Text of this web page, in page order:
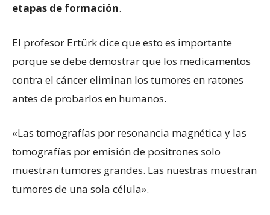
etapas de formación.
El profesor Ertürk dice que esto es importante
porque se debe demostrar que los medicamentos
contra el cáncer eliminan los tumores en ratones
antes de probarlos en humanos.
«Las tomografías por resonancia magnética y las
tomografías por emisión de positrones solo
muestran tumores grandes. Las nuestras muestran
tumores de una sola célula».